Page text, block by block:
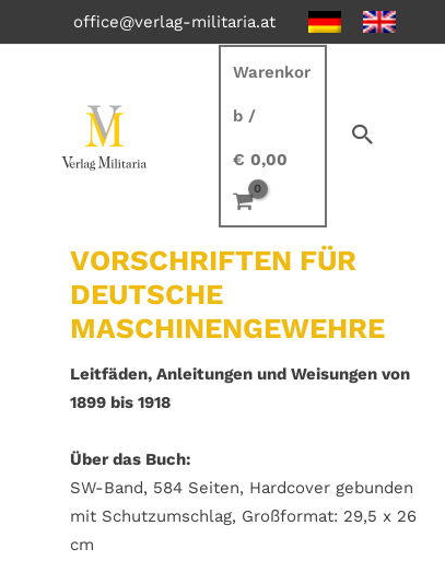
office@verlag-militaria.at
Warenkor
b/
€ 0,00
VORSCHRIFTEN FÜR
DEUTSCHE
MASCHINENGEWEHRE
Leitfäden, Anleitungen und Weisungen von
1899 bis 1918
Über das Buch:
SW-Band, 584 Seiten, Hardcover gebunden
mit Schutzumschlag, Großformat: 29,5 x 26
cm